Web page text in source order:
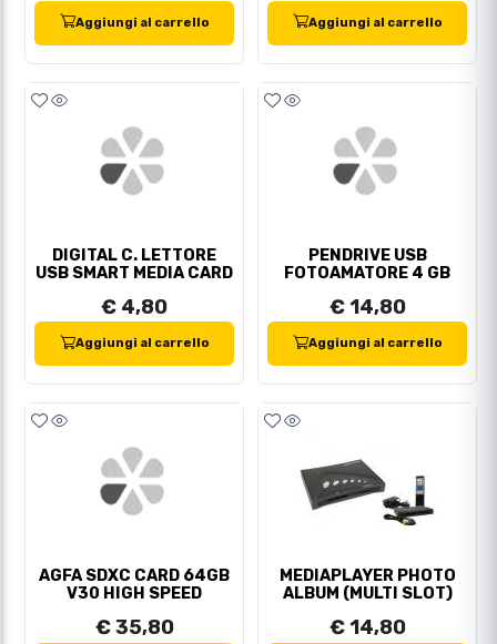
Aggiungi al carrello Aggiungi al carrello
DIGITAL C. LETTORE
USB SMART MEDIA CARD
€ 4,80
Aggiungi al carrello
PENDRIVE USB
FOTOAMATORE 4 GB
€ 14,80
Aggiungi al carrello
AGFA SDXC CARD 64GB
V30 HIGH SPEED
€ 35,80
MEDIAPLAYER PHOTO
ALBUM (MULTI SLOT)
€ 14,80